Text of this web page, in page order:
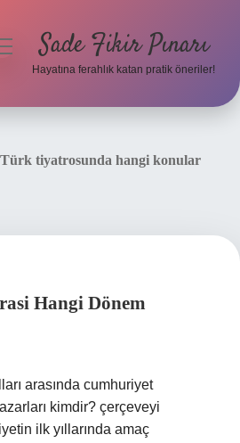
Sade Fikir Pınarı
Hayatına ferahlık katan pratik öneriler!
Türk tiyatrosunda hangi konular
Hangi Dönem
arasında cumhuriyet
kimdir? çerçeveyi
ilk yıllarında amaç